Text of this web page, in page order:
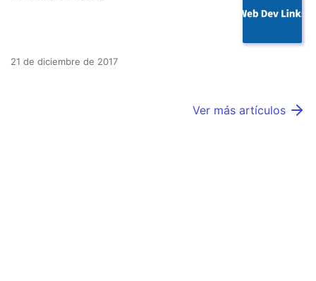
21 de diciembre de 2017
Ver más artículos